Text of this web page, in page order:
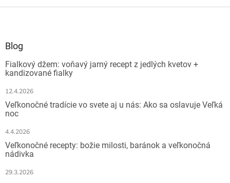
Blog
Fialkový džem: voňavý jarný recept z jedlých kvetov +
kandizované fialky
12.4.2026
Veľkonočné tradície vo svete aj u nás: Ako sa oslavuje Veľká
noc
4.4.2026
Veľkonočné recepty: božie milosti, baránok a veľkonočná
nádivka
29.3.2026